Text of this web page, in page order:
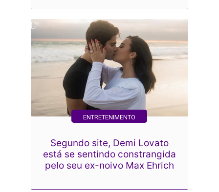
ENTRETENIMENTO
Segundo site, Demi Lovato
está se sentindo constrangida
pelo seu ex-noivo Max Ehrich